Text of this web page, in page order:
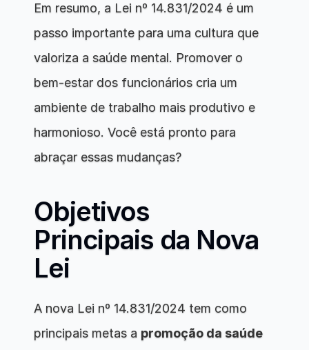
Em resumo, a Lei nº 14.831/2024 é um
passo importante para uma cultura que
valoriza a saúde mental. Promover o
bem-estar dos funcionários cria um
ambiente de trabalho mais produtivo e
harmonioso. Você está pronto para
abraçar essas mudanças?
Objetivos
Principais da Nova
Lei
A nova Lei nº 14.831/2024 tem como
principais metas a promoção da saúde